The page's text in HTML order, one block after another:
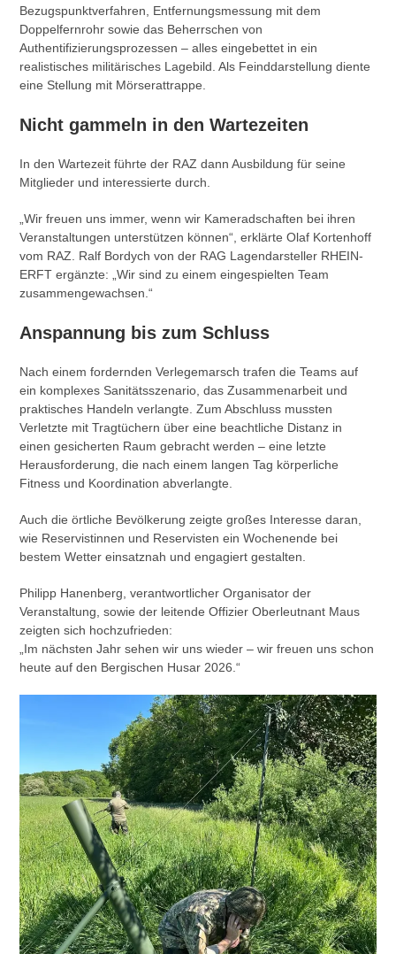
Bezugspunktverfahren, Entfernungsmessung mit dem
Doppelfernrohr sowie das Beherrschen von
Authentifizierungsprozessen – alles eingebettet in ein
realistisches militärisches Lagebild. Als Feinddarstellung diente
eine Stellung mit Mörserattrappe.
Nicht gammeln in den Wartezeiten
In den Wartezeit führte der RAZ dann Ausbildung für seine
Mitglieder und interessierte durch.
„Wir freuen uns immer, wenn wir Kameradschaften bei ihren
Veranstaltungen unterstützen können“, erklärte Olaf Kortenhoff
vom RAZ. Ralf Bordych von der RAG Lagendarsteller RHEIN-
ERFT ergänzte: „Wir sind zu einem eingespielten Team
zusammengewachsen.“
Anspannung bis zum Schluss
Nach einem fordernden Verlegemarsch trafen die Teams auf
ein komplexes Sanitätsszenario, das Zusammenarbeit und
praktisches Handeln verlangte. Zum Abschluss mussten
Verletzte mit Tragtüchern über eine beachtliche Distanz in
einen gesicherten Raum gebracht werden – eine letzte
Herausforderung, die nach einem langen Tag körperliche
Fitness und Koordination abverlangte.
Auch die örtliche Bevölkerung zeigte großes Interesse daran,
wie Reservistinnen und Reservisten ein Wochenende bei
bestem Wetter einsatznah und engagiert gestalten.
Philipp Hanenberg, verantwortlicher Organisator der
Veranstaltung, sowie der leitende Offizier Oberleutnant Maus
zeigten sich hochzufrieden:
„Im nächsten Jahr sehen wir uns wieder – wir freuen uns schon
heute auf den Bergischen Husar 2026.“